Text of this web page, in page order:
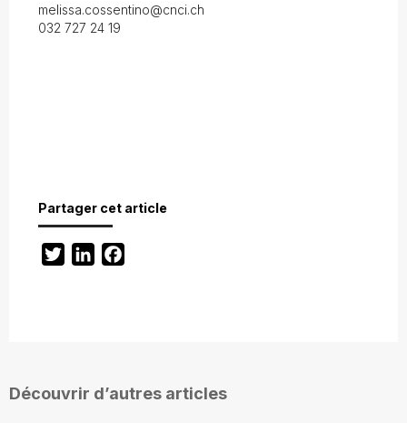
melissa.cossentino@cnci.ch
032 727 24 19
Partager cet article
TwitterLinkedIn
Découvrir d’autres articles